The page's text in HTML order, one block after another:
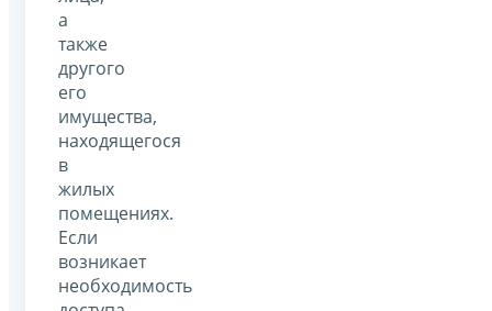
а
также
другого
его
имущества,
находящегося
в
жилых
помещениях.
Если
возникает
необходимость